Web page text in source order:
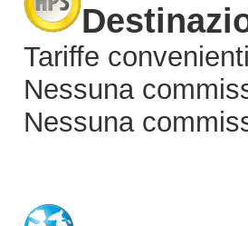
Tariffe
Nessuna
Nessuna